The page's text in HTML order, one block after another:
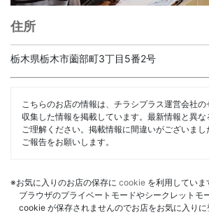
住所
栃木県栃木市薗部町3丁目5番2号
こちらのお店の情報は、チラシプラス運営会社
収集した情報を掲載しています。最新情報と異
ご理解ください。掲載情報に間違いがございまし
ご報告をお願いします。
※お気に入りのお店の保存に cookie を利用していま
ブラウザのプライベートモードやシークレットモ
cookie が保存されませんのでお店をお気に入りに